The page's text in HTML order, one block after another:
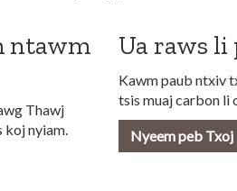
ntawm
Thawj
koj nyiam.
Ua raws li
Kawm paub ntxiv
tsis muaj carbon li
Nyeem peb